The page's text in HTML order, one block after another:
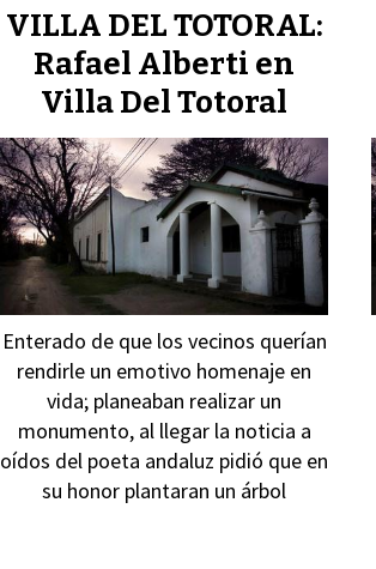
VILLA DEL TOTORAL:
Rafael Alberti en
Villa Del Totoral
Enterado de que los vecinos querían
rendirle un emotivo homenaje en
vida; planeaban realizar un
monumento, al llegar la noticia a
oídos del poeta andaluz pidió que en
su honor plantaran un árbol